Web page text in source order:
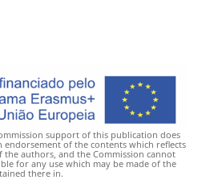
support of this publication does
endorsement of the contents which reflects
the authors, and the Commission cannot
for any use which may be made of the
there in.